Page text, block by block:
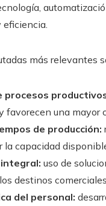
más relevantes
procesos
favorecen una mayor
de producción:
capacidad
uso de
destinos comerciales.
del personal: